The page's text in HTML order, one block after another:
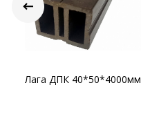
Лага ДПК 40*50*4000мм